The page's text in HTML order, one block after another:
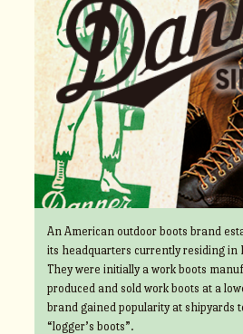
An American outdoor boots brand
its headquarters currently residing in
They were initially a work boots
produced and sold work boots at a
brand gained popularity at shipyards
“logger’s boots”.